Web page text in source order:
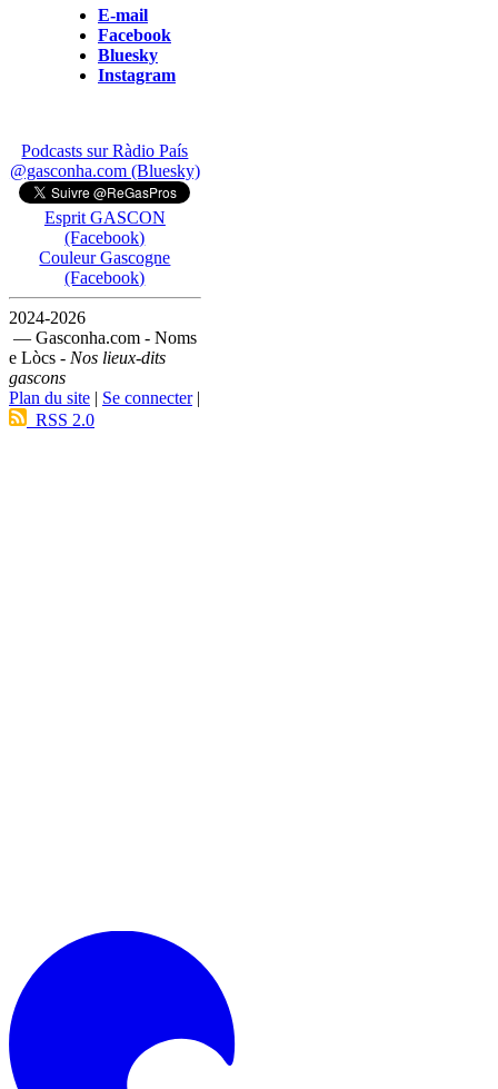
E-mail
Facebook
Bluesky
Instagram
Podcasts sur Ràdio País
@gasconha.com (Bluesky)
Esprit GASCON
(Facebook)
Couleur Gascogne
(Facebook)
2024-2026
— Gasconha.com - Noms
e Lòcs - Nos lieux-dits
gascons
Plan du site | Se connecter|
RSS 2.0